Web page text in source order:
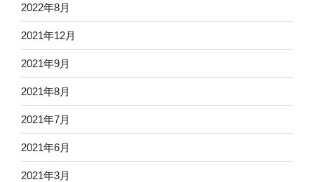
2022年8月
2021年12月
2021年9月
2021年8月
2021年7月
2021年6月
2021年3月